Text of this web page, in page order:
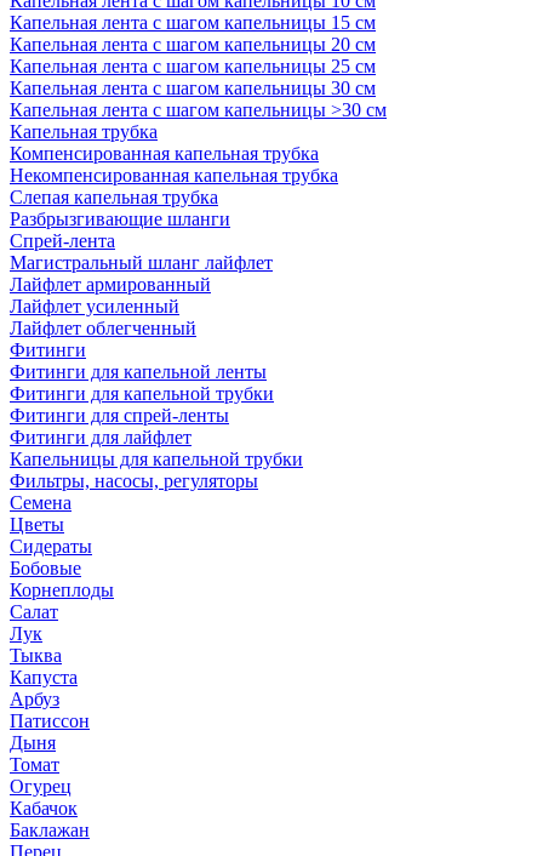
Капельная лента с шагом капельницы 15 см
Капельная лента с шагом капельницы 20 см
Капельная лента с шагом капельницы 25 см
Капельная лента с шагом капельницы 30 см
Капельная лента с шагом капельницы >30 см
Капельная трубка
Компенсированная капельная трубка
Некомпенсированная капельная трубка
Слепая капельная трубка
Разбрызгивающие шланги
Спрей-лента
Магистральный шланг лайфлет
Лайфлет армированный
Лайфлет усиленный
Лайфлет облегченный
Фитинги
Фитинги для капельной ленты
Фитинги для капельной трубки
Фитинги для спрей-ленты
Фитинги для лайфлет
Капельницы для капельной трубки
Фильтры, насосы, регуляторы
Семена
Цветы
Сидераты
Бобовые
Корнеплоды
Салат
Лук
Тыква
Капуста
Арбуз
Патиссон
Дыня
Томат
Огурец
Кабачок
Баклажан
Перец